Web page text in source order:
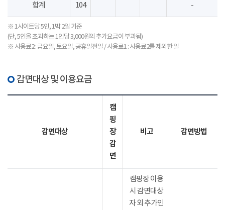
합계 104 -
※ 1사이트당 5인, 1박 2일 기준
(단, 5인을 초과하는 1인당 3,000원의 추가요금이 부과됨)
※ 사용료2 : 금요일, 토요일, 공휴일전일 / 사용료1 : 사용료2를 제외한 일
감면대상 및 이용요금
감면대상
캠
핑
장
감
면
비고 감면방법
캠핑장 이용
시 감면대상
자 외 추가인